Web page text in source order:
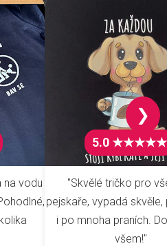
na vodu
5.0 ★★★★★
"Skvělé tričko pro
pejskaře, vypadá
i po mnoha praních.
všem!"
❯